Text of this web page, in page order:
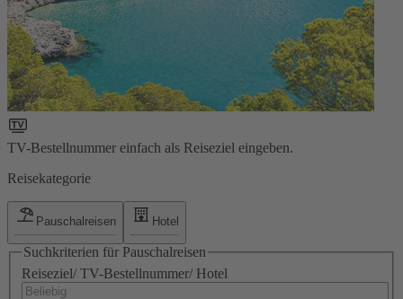
TV-Bestellnummer einfach als Reiseziel eingeben.
Reisekategorie
Pauschalreisen Hotel
Suchkriterien für Pauschalreisen
Reiseziel/ TV-Bestellnummer/ Hotel